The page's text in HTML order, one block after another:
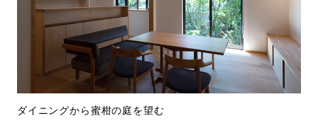
ダイニングから蜜柑の庭を望む